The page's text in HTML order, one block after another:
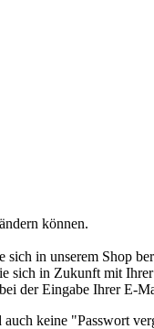
können.
in unserem Shop
sich in Zukunft mit
der Eingabe Ihrer E-
keine "Passwort